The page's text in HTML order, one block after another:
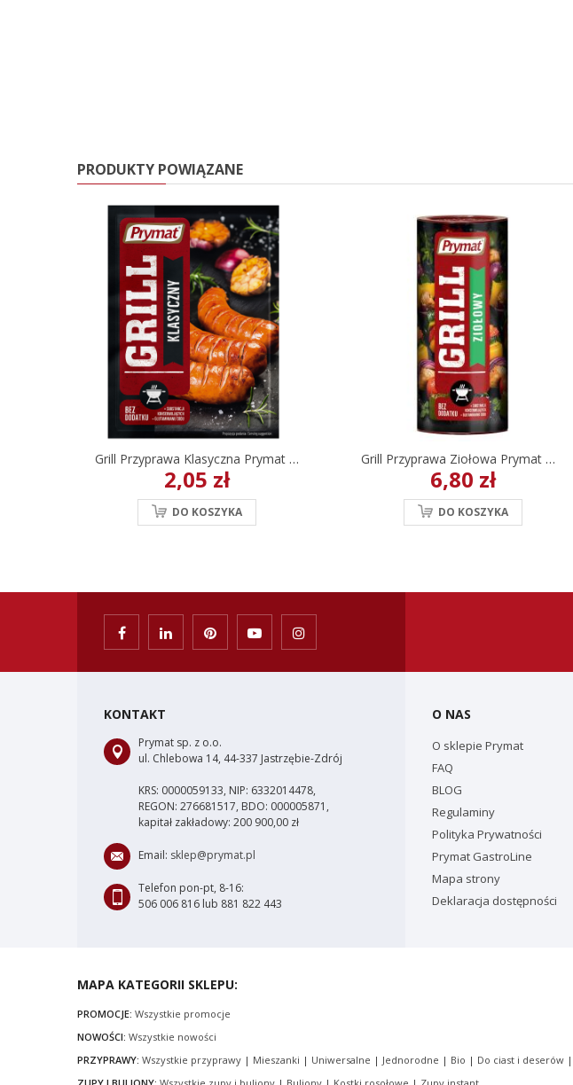
PRODUKTY POWIĄZANE
Grill Przyprawa Klasyczna Prymat 20 G
2,05 zł
DO KOSZYKA
Grill Przyprawa Ziołowa Prymat W Tubie 80 G
6,80 zł
DO KOSZYKA
KONTAKT
Prymat sp. z o.o.
ul. Chlebowa 14, 44-337 Jastrzębie-Zdrój
KRS: 0000059133, NIP: 6332014478,
REGON: 276681517, BDO: 000005871,
kapitał zakładowy: 200 900,00 zł
Email: sklep@prymat.pl
Telefon pon-pt, 8-16:
506 006 816 lub 881 822 443
O NAS
O sklepie Prymat
FAQ
BLOG
Regulaminy
Polityka Prywatności
Prymat GastroLine
Mapa strony
Deklaracja dostępności
MAPA KATEGORII SKLEPU:
PROMOCJE: Wszystkie promocje
NOWOŚCI: Wszystkie nowości
PRZYPRAWY: Wszystkie przyprawy | Mieszanki | Uniwersalne | Jednorodne | Bio | Do ciast i deserów |